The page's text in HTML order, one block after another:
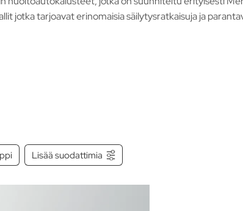
jotka tarjoavat erinomaisia säilytysratkaisuja ja
Lisää suodattimia